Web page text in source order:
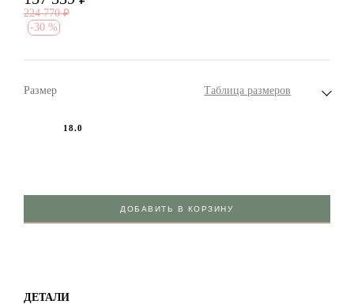
224 770 ₽
-30 %
Размер Таблица размеров
18.0
ДОБАВИТЬ В КОРЗИНУ
ДЕТАЛИ